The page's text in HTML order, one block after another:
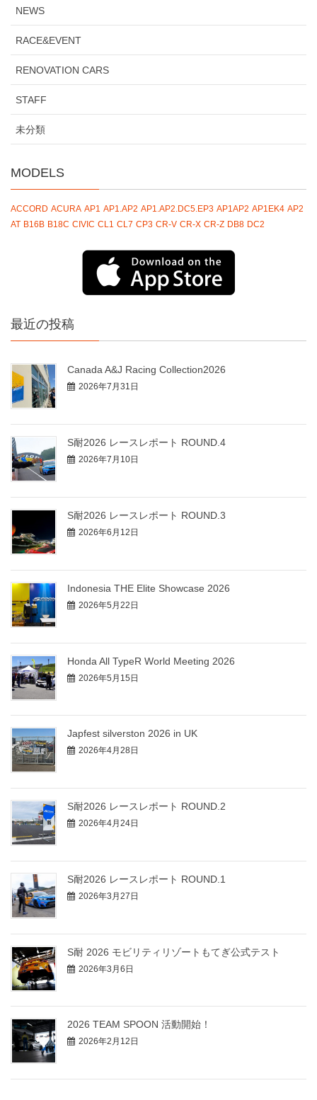
NEWS
RACE&EVENT
RENOVATION CARS
STAFF
未分類
MODELS
ACCORD ACURA AP1 AP1.AP2 AP1.AP2.DC5.EP3 AP1AP2 AP1EK4 AP2
AT B16B B18C CIVIC CL1 CL7 CP3 CR-V CR-X CR-Z DB8 DC2
最近の投稿
Canada A&J Racing Collection2026
2026年7月31日
S耐2026 レースレポート ROUND.4
2026年7月10日
S耐2026 レースレポート ROUND.3
2026年6月12日
Indonesia THE Elite Showcase 2026
2026年5月22日
Honda All TypeR World Meeting 2026
2026年5月15日
Japfest silverston 2026 in UK
2026年4月28日
S耐2026 レースレポート ROUND.2
2026年4月24日
S耐2026 レースレポート ROUND.1
2026年3月27日
S耐 2026 モビリティリゾートもてぎ公式テスト
2026年3月6日
2026 TEAM SPOON 活動開始！
2026年2月12日